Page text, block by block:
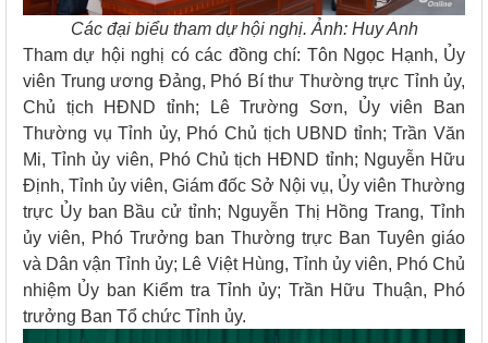
Các đại biểu tham dự hội nghị. Ảnh: Huy Anh
Tham dự hội nghị có các đồng chí: Tôn Ngọc Hạnh, Ủy
viên Trung ương Đảng, Phó Bí thư Thường trực Tỉnh ủy,
Chủ tịch HĐND tỉnh; Lê Trường Sơn, Ủy viên Ban
Thường vụ Tỉnh ủy, Phó Chủ tịch UBND tỉnh; Trần Văn
Mi, Tỉnh ủy viên, Phó Chủ tịch HĐND tỉnh; Nguyễn Hữu
Định, Tỉnh ủy viên, Giám đốc Sở Nội vụ, Ủy viên Thường
trực Ủy ban Bầu cử tỉnh; Nguyễn Thị Hồng Trang, Tỉnh
ủy viên, Phó Trưởng ban Thường trực Ban Tuyên giáo
và Dân vận Tỉnh ủy; Lê Việt Hùng, Tỉnh ủy viên, Phó Chủ
nhiệm Ủy ban Kiểm tra Tỉnh ủy; Trần Hữu Thuận, Phó
trưởng Ban Tổ chức Tỉnh ủy.